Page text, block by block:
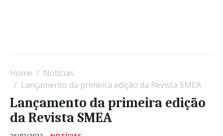
Home
Notícias
Lançamento da primeira edição da Revista SMEA
Lançamento da primeira edição
da Revista SMEA